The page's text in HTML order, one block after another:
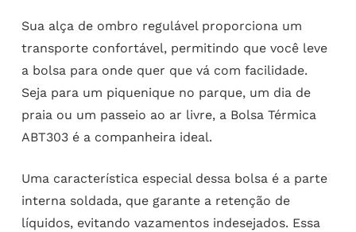
Sua alça de ombro regulável proporciona um
transporte confortável, permitindo que você leve
a bolsa para onde quer que vá com facilidade.
Seja para um piquenique no parque, um dia de
praia ou um passeio ao ar livre, a Bolsa Térmica
ABT303 é a companheira ideal.
Uma característica especial dessa bolsa é a parte
interna soldada, que garante a retenção de
líquidos, evitando vazamentos indesejados. Essa